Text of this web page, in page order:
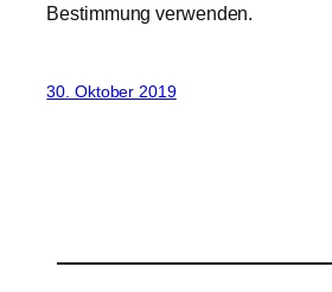
Bestimmung verwenden.
30. Oktober 2019